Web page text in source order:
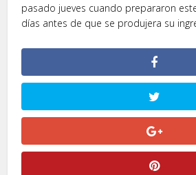
pasado jueves cuando prepararon
días antes de que se produjera su